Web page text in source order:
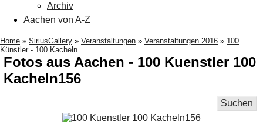
Archiv
Aachen von A-Z
Home » SiriusGallery » Veranstaltungen » Veranstaltungen 2016 » 100
Künstler - 100 Kacheln
Fotos aus Aachen - 100 Kuenstler 100
Kacheln156
Suchen